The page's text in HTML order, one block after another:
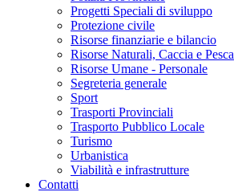
Progetti Speciali di sviluppo
Protezione civile
Risorse finanziarie e bilancio
Risorse Naturali, Caccia e Pesca
Risorse Umane - Personale
Segreteria generale
Sport
Trasporti Provinciali
Trasporto Pubblico Locale
Turismo
Urbanistica
Viabilità e infrastrutture
Contatti